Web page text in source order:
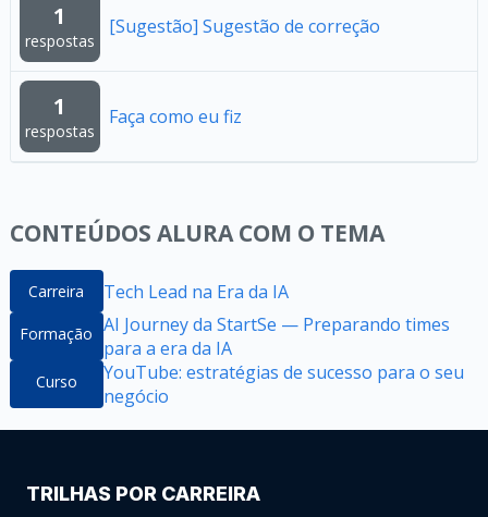
1
respostas
[Sugestão] Sugestão de correção
1
respostas
Faça como eu fiz
CONTEÚDOS ALURA COM O TEMA
Carreira Tech Lead na Era da IA
Formação AI Journey da StartSe — Preparando times
para a era da IA
Curso
YouTube: estratégias de sucesso para o seu
negócio
TRILHAS POR CARREIRA